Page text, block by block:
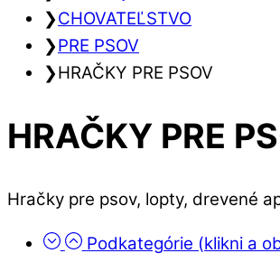
❯CHOVATEĽSTVO
❯PRE PSOV
❯HRAČKY PRE PSOV
HRAČKY PRE
Hračky pre psov, lopty, drevené
Podkategórie (klikni a